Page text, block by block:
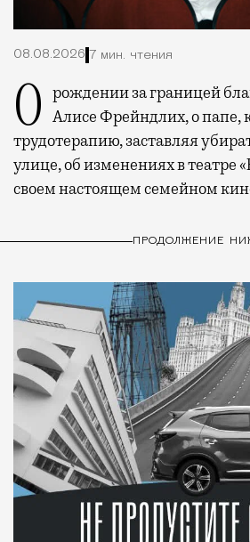
08.08.2026 7 мин. чтения
О рождении за границей благодаря бабушке Алисе Фрейндлих, о папе,
трудотерапию, заставляя
улице, об изменениях в театре
своем настоящем семейном
ПРОДОЛЖЕНИЕ